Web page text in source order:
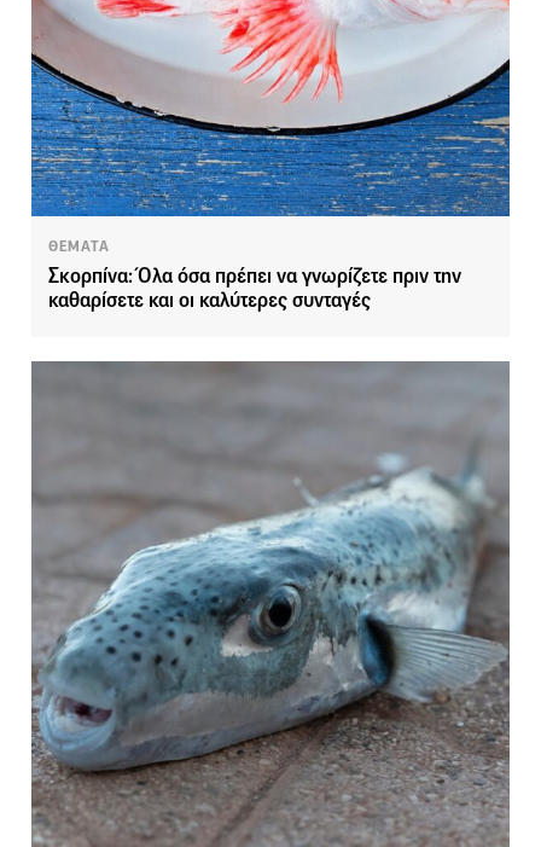
ΘΕΜΑΤΑ
Σκορπίνα: Όλα όσα πρέπει να γνωρίζετε πριν την
καθαρίσετε και οι καλύτερες συνταγές